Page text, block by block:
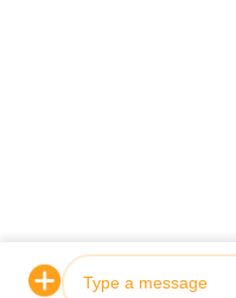
© 2026 Guoyue Hydraulic